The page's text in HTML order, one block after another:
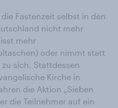
Fastenzeit selbst in den
nicht mehr
mehr
oder nimmt statt
sich. Stattdessen
Kirche in
die Aktion „Sieben
die Teilnehmer auf ein